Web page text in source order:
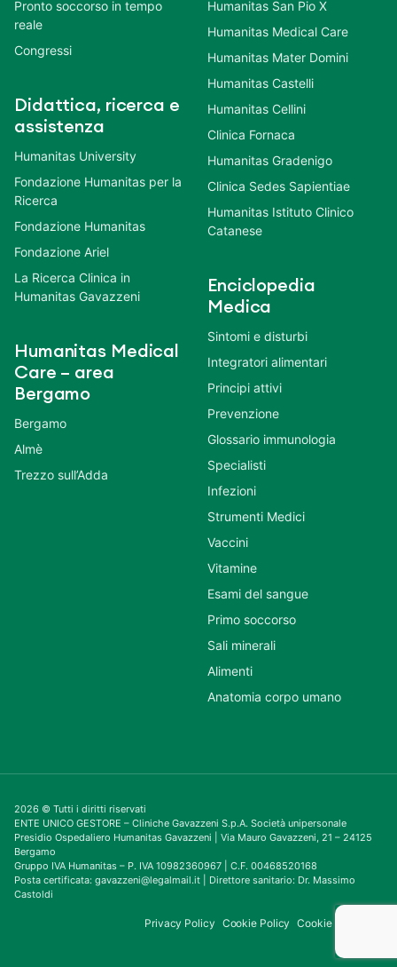
Pronto soccorso in tempo
reale
Congressi
Didattica, ricerca e
assistenza
Humanitas University
Fondazione Humanitas per la
Ricerca
Fondazione Humanitas
Fondazione Ariel
La Ricerca Clinica in
Humanitas Gavazzeni
Humanitas Medical
Care – area
Bergamo
Bergamo
Almè
Trezzo sull’Adda
Humanitas San Pio X
Humanitas Medical Care
Humanitas Mater Domini
Humanitas Castelli
Humanitas Cellini
Clinica Fornaca
Humanitas Gradenigo
Clinica Sedes Sapientiae
Humanitas Istituto Clinico
Catanese
Enciclopedia
Medica
Sintomi e disturbi
Integratori alimentari
Principi attivi
Prevenzione
Glossario immunologia
Specialisti
Infezioni
Strumenti Medici
Vaccini
Vitamine
Esami del sangue
Primo soccorso
Sali minerali
Alimenti
Anatomia corpo umano
2026 © Tutti i diritti riservati
ENTE UNICO GESTORE – Cliniche Gavazzeni S.p.A. Società unipersonale
Presidio Ospedaliero Humanitas Gavazzeni | Via Mauro Gavazzeni, 21 – 24125
Bergamo
Gruppo IVA Humanitas – P. IVA 10982360967 | C.F. 00468520168
Posta certificata: gavazzeni@legalmail.it | Direttore sanitario: Dr. Massimo
Castoldi
Privacy Policy Cookie Policy Cookie Consent